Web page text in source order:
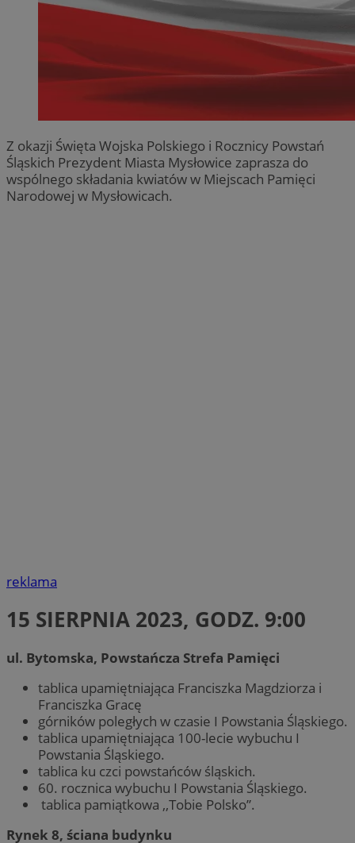
Z okazji Święta Wojska Polskiego i Rocznicy Powstań
Śląskich Prezydent Miasta Mysłowice zaprasza do
wspólnego składania kwiatów w Miejscach Pamięci
Narodowej w Mysłowicach.
reklama
15 SIERPNIA 2023, GODZ. 9:00
ul. Bytomska, Powstańcza Strefa Pamięci
tablica upamiętniająca Franciszka Magdziorza i
Franciszka Gracę
górników poległych w czasie I Powstania Śląskiego.
tablica upamiętniająca 100-lecie wybuchu I
Powstania Śląskiego.
tablica ku czci powstańców śląskich.
60. rocznica wybuchu I Powstania Śląskiego.
tablica pamiątkowa ,,Tobie Polsko”.
Rynek 8, ściana budynku